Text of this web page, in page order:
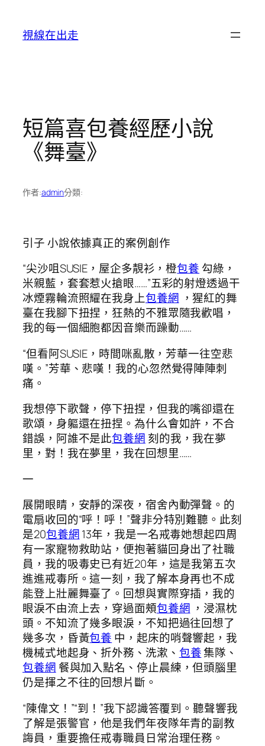
視線在出走
短篇喜包養經歷小說
《舞臺》
作者:admin分類:
引子 小說依據真正的案例創作
“尖沙咀SUSIE，屋企多靚衫，橙包養 勾綠，
米親藍，套套惹火搶眼……”五彩的射燈透過干
冰煙霧輪流照耀在我身上包養網 ，猩紅的舞
臺在我腳下扭捏，狂熱的不雅眾隨我歡唱，
我的每一個細胞都因音樂而躁動……
“但看阿SUSIE，時間咪亂散，芳華一往空悲
嘆。”芳華、悲嘆！我的心忽然覺得陣陣刺
痛。
我想停下歌聲，停下扭捏，但我的嘴卻還在
歌頌，身軀還在扭捏。為什么會如許，不合
錯誤，阿誰不是此包養網 刻的我，我在夢
里，對！我在夢里，我在回想里……
一
展開眼睛，安靜的深夜，宿舍內動彈聲。的
電扇收回的“呼！呼！”聲非分特別難聽。此刻
是20包養網13年，我是一名戒毒她想起四周
有一家寵物救助站，便抱著貓回身出了社職
員，我的吸毒史已有近20年，這是我第五次
進進戒毒所。這一刻，我了解本身再也不成
能登上壯麗舞臺了。回想與實際穿插，我的
眼淚不由流上去，穿過面頰包養網 ，浸濕枕
頭。不知流了幾多眼淚，不知把過往回想了
幾多次，昏黃包養 中，起床的哨聲響起，我
機械式地起身、折外務、洗漱、 包養集隊、
包養網 餐與加入點名、停止晨練，但頭腦里
仍是揮之不往的回想片斷。
“陳偉文！”“到！”我下認識答覆到。聽聲響我
了解是張警官，他是我們年夜隊年青的副教
誨員，重要擔任戒毒職員日常治理任務。